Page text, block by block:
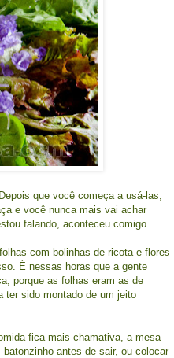
que você começa a usá-las,
e você nunca mais vai achar
falando, aconteceu comigo.
com bolinhas de ricota e flores
É nessas horas que a gente
porque as folhas eram as de
ter sido montado de um jeito
fica mais chamativa, a mesa
antes de sair, ou colocar